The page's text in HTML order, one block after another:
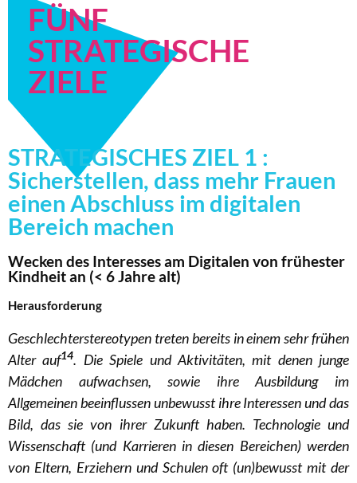
FÜNF
STRATEGISCHE
ZIELE
STRATEGISCHES ZIEL 1 :
Sicherstellen, dass mehr Frauen
einen Abschluss im digitalen
Bereich machen
Wecken des Interesses am Digitalen von frühester
Kindheit an (< 6 Jahre alt)
Herausforderung
Geschlechterstereotypen treten bereits in einem sehr frühen
Alter auf14. Die Spiele und Aktivitäten, mit denen junge
Mädchen aufwachsen, sowie ihre Ausbildung im
Allgemeinen beeinflussen unbewusst ihre Interessen und das
Bild, das sie von ihrer Zukunft haben. Technologie und
Wissenschaft (und Karrieren in diesen Bereichen) werden
von Eltern, Erziehern und Schulen oft (un)bewusst mit der